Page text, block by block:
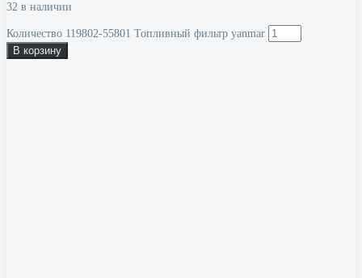
32 в наличии
Количество 119802-55801 Топливный фильтр yanmar
В корзину